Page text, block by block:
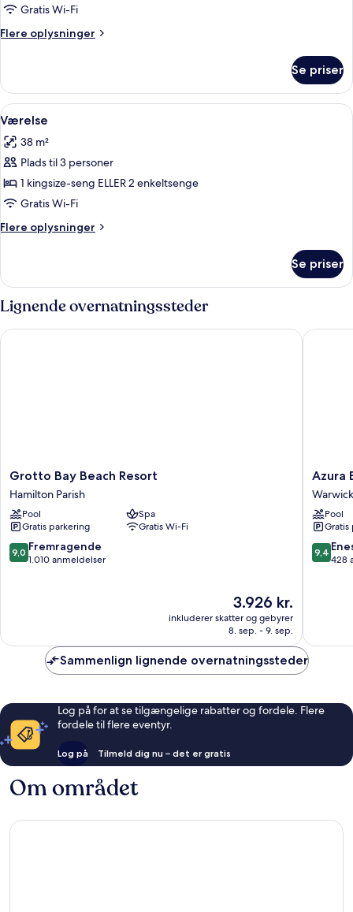
Gratis Wi-Fi
Flere oplysninger
Flere
Se priser
Indlæs
alle
billeder
af
Værelse
Hotel ved stranden med en lang
4
Værelse
38 m²
Plads til 3 personer
1 kingsize-seng ELLER 2 enkeltsenge
Gratis Wi-Fi
Flere oplysninger
Flere
Se priser
Lignende overnatningssteder
Grotto
Bay
Beach
Resort
Hamilton
Parish
Grotto Bay Beach Resort
Hamilton Parish
Pool
Spa
Gratis parkering
Gratis Wi-Fi
9.0
ud
9,0 Fremragende
1.010 anmeldelser
Prisen
er
3.926 kr.
3.926 kr.
inkluderer skatter og gebyrer
8. sep. - 9. sep.
Grotto Bay Beach Resort
Azura
Warwick
Parish
Azura
Pool
Gratis
9.4
ud
9,4
428
Azura
Sammenlign lignende overnatningssteder
Log på for at se tilgængelige rabatter og fordele. Flere
fordele til flere eventyr.
Log på Tilmeld dig nu – det er gratis
Om området